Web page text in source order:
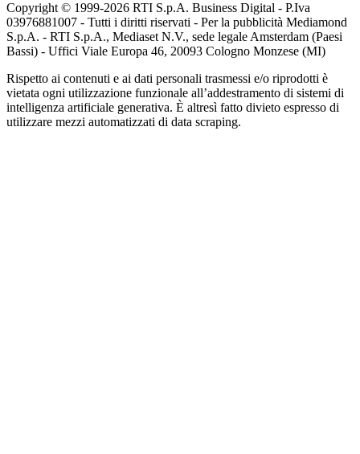
Copyright © 1999-2026 RTI S.p.A. Business Digital - P.Iva
03976881007 - Tutti i diritti riservati - Per la pubblicità Mediamond
S.p.A. - RTI S.p.A., Mediaset N.V., sede legale Amsterdam (Paesi
Bassi) - Uffici Viale Europa 46, 20093 Cologno Monzese (MI)
Rispetto ai contenuti e ai dati personali trasmessi e/o riprodotti è
vietata ogni utilizzazione funzionale all’addestramento di sistemi di
intelligenza artificiale generativa. È altresì fatto divieto espresso di
utilizzare mezzi automatizzati di data scraping.